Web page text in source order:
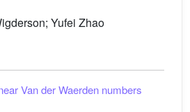
Yufei Zhao
Van der Waerden numbers